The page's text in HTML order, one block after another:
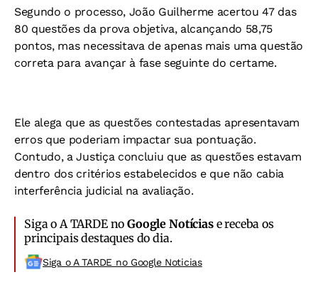
Segundo o processo, João Guilherme acertou 47 das
80 questões da prova objetiva, alcançando 58,75
pontos, mas necessitava de apenas mais uma questão
correta para avançar à fase seguinte do certame.
Ele alega que as questões contestadas apresentavam
erros que poderiam impactar sua pontuação.
Contudo, a Justiça concluiu que as questões estavam
dentro dos critérios estabelecidos e que não cabia
interferência judicial na avaliação.
Siga o A TARDE noGoogle Notíciase receba os
principais destaques do dia.
Siga o A TARDE no Google Noticias